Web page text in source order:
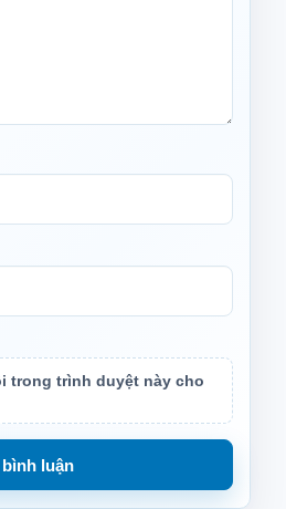
trong trình duyệt này cho